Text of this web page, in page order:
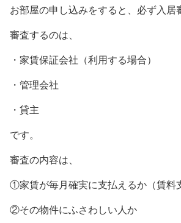
お部屋の申し込みをすると、必ず入居
審査するのは、
・家賃保証会社（利用する場合）
・管理会社
・貸主
です。
審査の内容は、
①家賃が毎月確実に支払えるか（賃料
②その物件にふさわしい人か